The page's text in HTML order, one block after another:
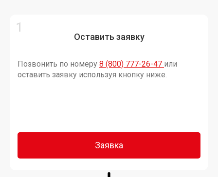
Оставить заявку
Позвонить по номеру 8 (800) 777-26-47 или
оставить заявку используя кнопку ниже.
Заявка